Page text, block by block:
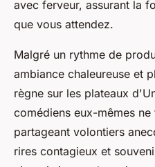
avec ferveur, assurant la
que vous attendez.
Malgré un rythme de
ambiance chaleureuse et
règne sur les plateaux d'
comédiens eux-mêmes
partageant volontiers
rires contagieux et